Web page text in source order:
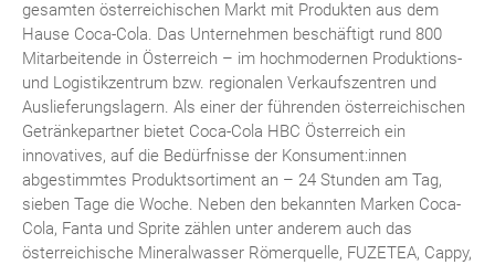
gesamten österreichischen Markt mit Produkten aus dem
Hause Coca-Cola. Das Unternehmen beschäftigt rund 800
Mitarbeitende in Österreich – im hochmodernen Produktions-
und Logistikzentrum bzw. regionalen Verkaufszentren und
Auslieferungslagern. Als einer der führenden österreichischen
Getränkepartner bietet Coca-Cola HBC Österreich ein
innovatives, auf die Bedürfnisse der Konsument:innen
abgestimmtes Produktsortiment an – 24 Stunden am Tag,
sieben Tage die Woche. Neben den bekannten Marken Coca-
Cola, Fanta und Sprite zählen unter anderem auch das
österreichische Mineralwasser Römerquelle, FUZETEA, Cappy,